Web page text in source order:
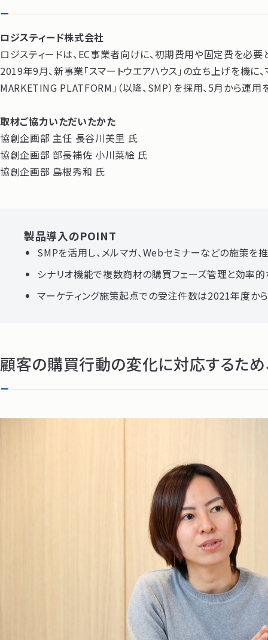
ロジスティード株式会社
ロジスティードは、EC事業者向けに、初期費用や固定費を必
2019年9月、新事業「スマートウエアハウス」の立ち上げを機に
MARKETING PLATFORM」（以降、SMP）を採用、5月から運
取材ご協力いただいたかた
協創企画部 主任 長谷川美里 氏
協創企画部 部長補佐 小川菜絵 氏
協創企画部 島根秀和 氏
製品導入のPOINT
SMPを活用し、メルマガ、Webセミナーなどの施策を
シナリオ機能で複数商材の購買フェーズ管理と効率
マーケティング施策起点での受注件数は2021年度
顧客の購買行動の変化に対応するため